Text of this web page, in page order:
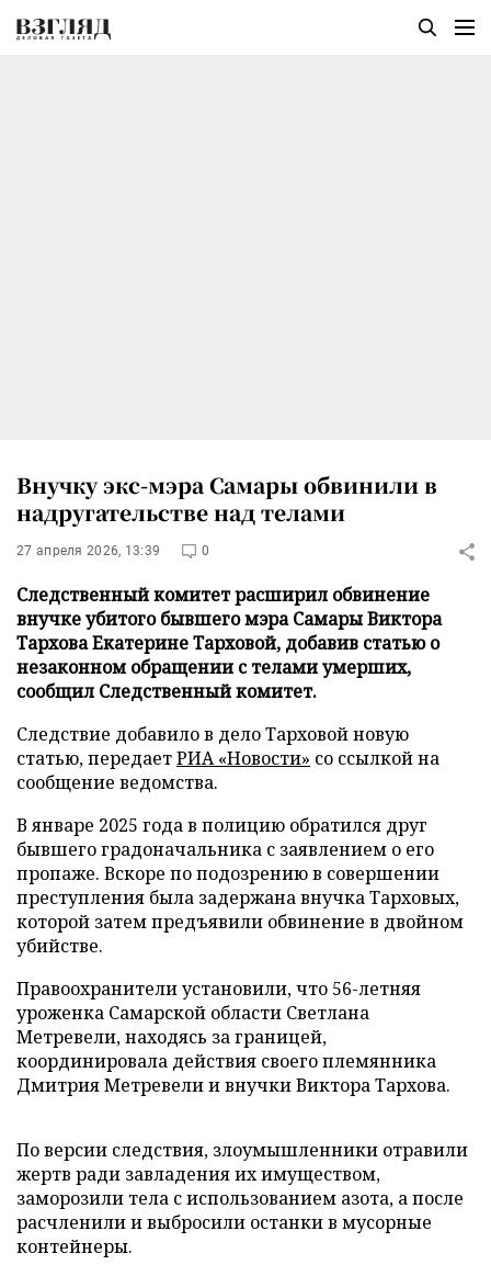
Внучку экс-мэра Самары обвинили в
надругательстве над телами
27 апреля 2026, 13:39 0
Следственный комитет расширил обвинение
внучке убитого бывшего мэра Самары Виктора
Тархова Екатерине Тарховой, добавив статью о
незаконном обращении с телами умерших,
сообщил Следственный комитет.
Следствие добавило в дело Тарховой новую
статью, передаетРИА «Новости» со ссылкой на
сообщение ведомства.
В январе 2025 года в полицию обратился друг
бывшего градоначальника с заявлением о его
пропаже. Вскоре по подозрению в совершении
преступления была задержана внучка Тарховых,
которой затем предъявили обвинение в двойном
убийстве.
Правоохранители установили, что 56-летняя
уроженка Самарской области Светлана
Метревели, находясь за границей,
координировала действия своего племянника
Дмитрия Метревели и внучки Виктора Тархова.
По версии следствия, злоумышленники отравили
жертв ради завладения их имуществом,
заморозили тела с использованием азота, а после
расчленили и выбросили останки в мусорные
контейнеры.